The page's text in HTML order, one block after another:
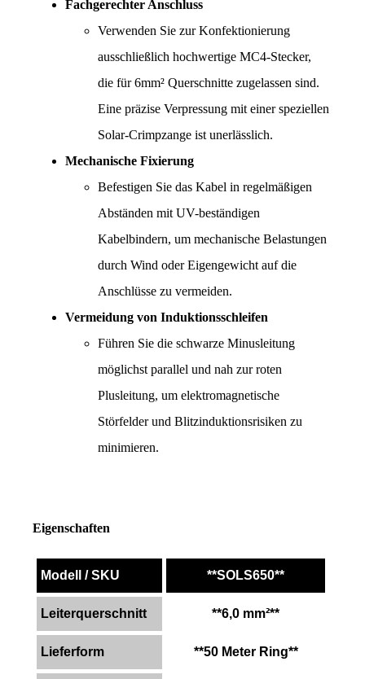
Fachgerechter Anschluss
Verwenden Sie zur Konfektionierung
ausschließlich hochwertige MC4-Stecker,
die für 6mm² Querschnitte zugelassen sind.
Eine präzise Verpressung mit einer speziellen
Solar-Crimpzange ist unerlässlich.
Mechanische Fixierung
Befestigen Sie das Kabel in regelmäßigen
Abständen mit UV-beständigen
Kabelbindern, um mechanische Belastungen
durch Wind oder Eigengewicht auf die
Anschlüsse zu vermeiden.
Vermeidung von Induktionsschleifen
Führen Sie die schwarze Minusleitung
möglichst parallel und nah zur roten
Plusleitung, um elektromagnetische
Störfelder und Blitzinduktionsrisiken zu
minimieren.
Eigenschaften
Modell / SKU **SOLS650**
Leiterquerschnitt **6,0 mm²**
Lieferform **50 Meter Ring**